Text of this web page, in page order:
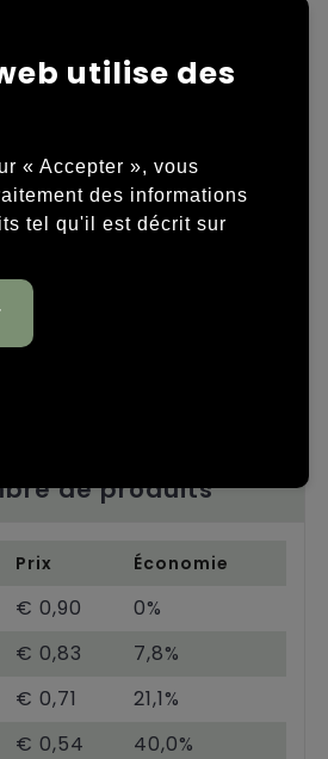
de produits
Prix Économie
€ 0,90
0%
€ 0,83
7,8%
€ 0,71
21,1%
€ 0,54 40,0%
utilise des
« Accepter », vous
des informations
tel qu'il est décrit sur